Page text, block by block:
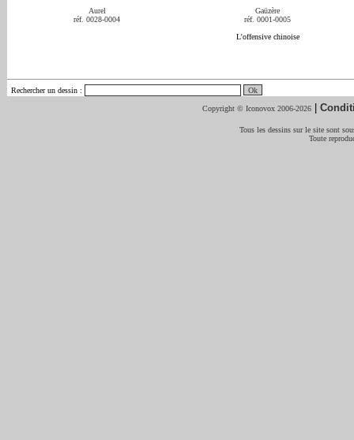
Aurel
réf. 0028-0004
Gaüzère
réf. 0001-0005
L'offensive chinoise
Rechercher un dessin :
Copyright © Iconovox 2006-2026 |
Tous les dessins sur le site sont
Toute